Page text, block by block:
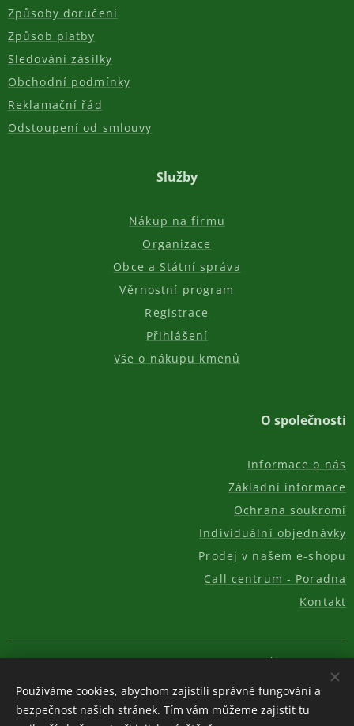
Způsoby doručení
Způsob platby
Sledování zásilky
Obchodní podmínky
Reklamační řád
Odstoupení od smlouvy
Služby
Nákup na firmu
Organizace
Obce a Státní správa
Věrnostní program
Registrace
Přihlášení
Vše o nákupu kmenů
O společnosti
Informace o nás
Základní informace
Ochrana soukromí
Individuální objednávky
Prodej v našem e-shopu
Call centrum - Poradna
Kontakt
© 2011-2026, AKC REAL GROUP s.r.o. Cookies
Měna
CZK Kč
EUR € USD $
Používáme cookies, abychom zajistili správné fungování a
bezpečnost našich stránek. Tím vám můžeme zajistit tu